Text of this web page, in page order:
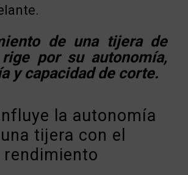
de una tijera de
por su autonomía,
y capacidad de corte.
la autonomía
tijera con el
rendimiento